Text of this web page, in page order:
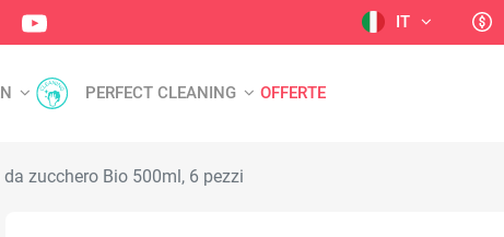
IT
PERFECT CLEANING OFFERTE
zucchero Bio 500ml, 6 pezzi